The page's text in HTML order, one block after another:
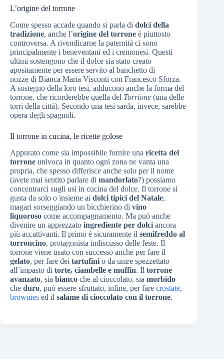
L’origine del torrone
Come spesso accade quando si parla di dolci della
tradizione, anche l’origine del torrone è piuttosto
controversa. A rivendicarne la paternità ci sono
principalmente i beneventani ed i cremonesi. Questi
ultimi sostengono che il dolce sia stato creato
apositamente per essere servito al banchetto di
nozze di Bianca Maria Visconti con Francesco Sforza.
A sostegno della loro tesi, adducono anche la forma del
torrone, che ricorderebbe quella del Torrione (una delle
torri della città). Secondo una tesi sarda, invece, sarebbe
opera degli spagnoli.
Il torrone in cucina, le ricette golose
Appurato come sia impossibile fornire una ricetta del
torrone univoca in quanto ogni zona ne vanta una
propria, che spesso differisce anche solo per il nome
(avete mai sentito parlare di mandorlato?) possiamo
concentrarci sugli usi in cucina del dolce. Il torrone si
gusta da solo o insieme ai dolci tipici del Natale,
magari sorseggiando un bicchierino di vino
liquoroso come accompagnamento. Ma può anche
divenire un apprezzato ingrediente per dolci ancora
più accattivanti. Il primo è sicuramente il semifreddo al
torroncino, protagonista indiscusso delle feste. Il
torrone viene usato con successo anche per fare il
gelato, per fare dei tartufini o da unire spezzettato
all’impasto di torte, ciambelle e muffin. Il torrone
avanzato, sia bianco che al cioccolato, sia morbido
che duro, può essere sfruttato, infine, per fare crostate,
brownies ed il salame di cioccolato con il torrone.